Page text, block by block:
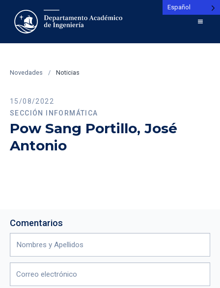
Novedades / Noticias
15/08/2022
SECCIÓN INFORMÁTICA
Pow Sang Portillo, José
Antonio
Comentarios
Español